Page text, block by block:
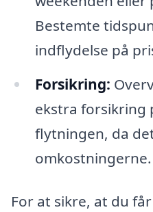
Bestemte
indflydelse på
Forsikring:
ekstra forsikring
flytningen, da
omkostningerne.
For at sikre, at du